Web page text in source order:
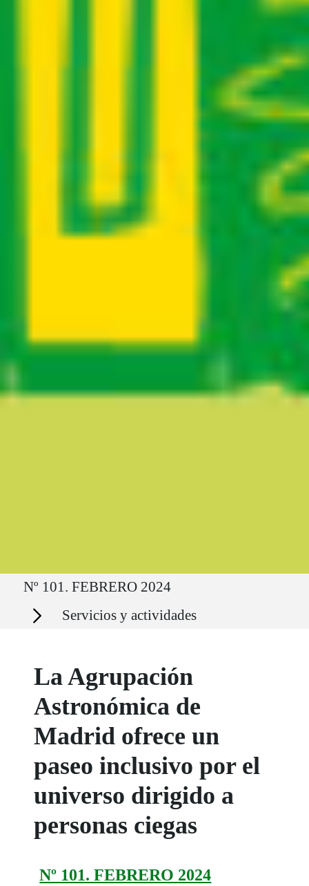
Ruta del sitio
Nº 101. FEBRERO 2024
Secciones Servicios y actividades
La Agrupación
Astronómica de
Madrid ofrece un
paseo inclusivo por el
universo dirigido a
personas ciegas
Nº 101. FEBRERO 2024